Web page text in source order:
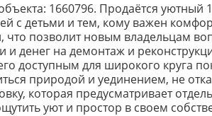
1660796. Продаётся
с детьми и тем, кому важен
что позволит новым владельцам
демонтаж и реконструкцию. Этот дом отличается отличным сочетанием цена-
доступным для широкого круга
природой и уединением, не отказывая
которая предусматривает
уют и простор в своем